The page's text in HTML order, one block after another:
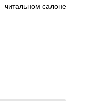
читальном салоне